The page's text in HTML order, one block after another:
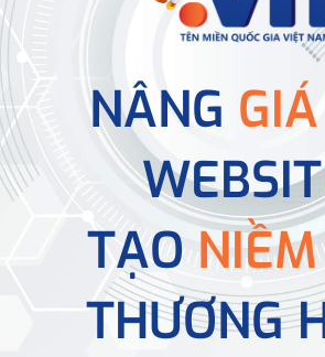
NÂNG
TẠO
THƯƠNG